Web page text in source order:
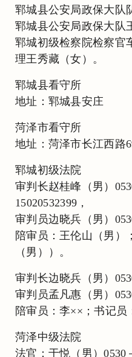
郓城县公安局政保大队
郓城县公安局政保大队
郓城初级检察院检察官
理王秀藏（女）。
郓城县看守所
地址：郓城县安庄
菏泽市看守所
地址：菏泽市长江西路
郓城初级法院
审判长赵桂峰（男）
15020532399，
审判员边晓兵（男）
陪审员：王伦山（男）
（男））。
审判长边晓兵（男）
审判员孟凡惠（男）
陪审员：李××；书记员
菏泽中级法院
法官：于悦（男）0530